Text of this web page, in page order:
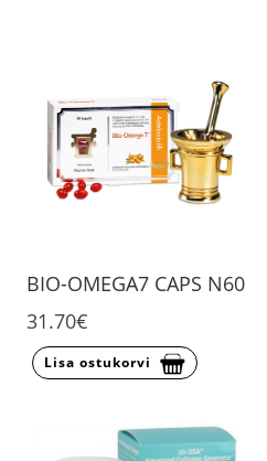
BIO-OMEGA7 CAPS N60
31.70€
Lisa ostukorvi